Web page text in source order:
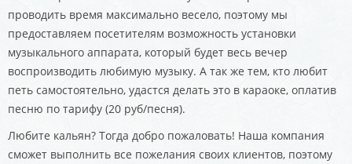
проводить время максимально весело, поэтому мы
предоставляем посетителям возможность установки
музыкального аппарата, который будет весь вечер
воспроизводить любимую музыку. А так же тем, кто любит
петь самостоятельно, удастся делать это в караоке, оплатив
песню по тарифу (20 руб/песня).
Любите кальян? Тогда добро пожаловать! Наша компания
сможет выполнить все пожелания своих клиентов, поэтому